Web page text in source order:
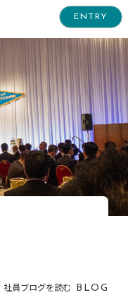
ENTRY
社員ブログを読む BLOG